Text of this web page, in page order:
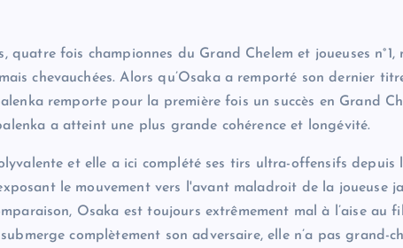
fois championnes du Grand Chelem et joueuses n°1,
chevauchées. Alors qu’Osaka a remporté son dernier
remporte pour la première fois un succès en Grand
a atteint une plus grande cohérence et longévité.
et elle a ici complété ses tirs ultra-offensifs depuis
le mouvement vers l'avant maladroit de la joueuse
Osaka est toujours extrêmement mal à l’aise au
complètement son adversaire, elle n’a pas grand-